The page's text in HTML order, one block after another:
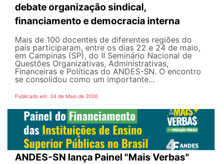
debate organização sindical,
financiamento e democracia interna
Mais de 100 docentes de diferentes regiões do
país participaram, entre os dias 22 e 24 de maio,
em Campinas (SP), do II Seminário Nacional de
Questões Organizativas, Administrativas,
Financeiras e Políticas do ANDES-SN. O encontro
se consolidou como um importante...
Publicado em: 24 de Maio de 2026
ANDES-SN lança Painel "Mais Verbas"